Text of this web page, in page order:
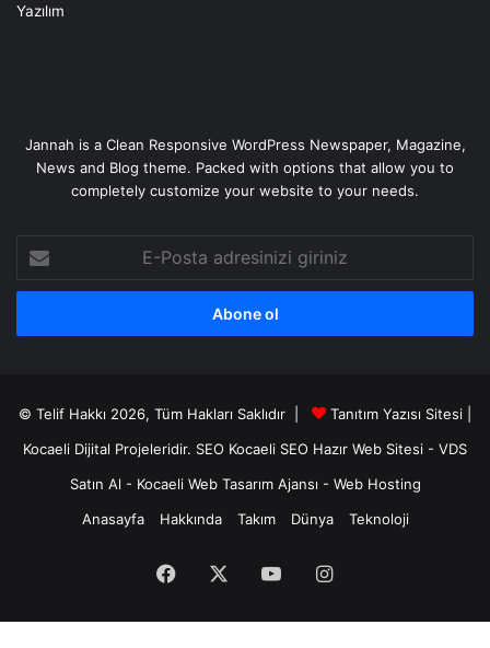
Yazılım
Jannah is a Clean Responsive WordPress Newspaper, Magazine,
News and Blog theme. Packed with options that allow you to
completely customize your website to your needs.
Posta
adresinizi
© Telif Hakkı 2026, Tüm Hakları Saklıdır |
Tanıtım Yazısı Sitesi |
Kocaeli Dijital Projeleridir. SEO Kocaeli SEO Hazır Web Sitesi - VDS
Satın Al - Kocaeli Web Tasarım Ajansı - Web Hosting
Anasayfa
Hakkında Takım Dünya Teknoloji
Facebook YouTubeInstagram